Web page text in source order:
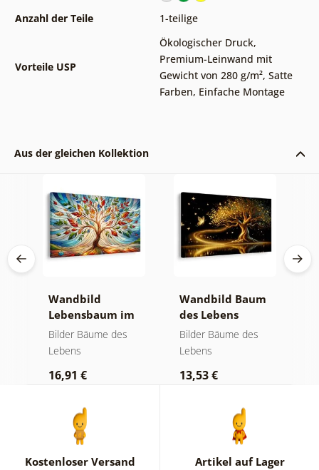
Anzahl der Teile
1-teilige
Vorteile USP
Ökologischer Druck,
Premium-Leinwand mit
Gewicht von 280 g/m², Satte
Farben, Einfache Montage
Aus der gleichen Kollektion
Wandbild
Lebensbaum im
bunten
Glasfenster
Bilder Bäume des
Lebens
16,91 €
Wandbild Baum
des Lebens
goldene Magie
Bilder Bäume des
Lebens
13,53 €
Kostenloser Versand Artikel auf Lager